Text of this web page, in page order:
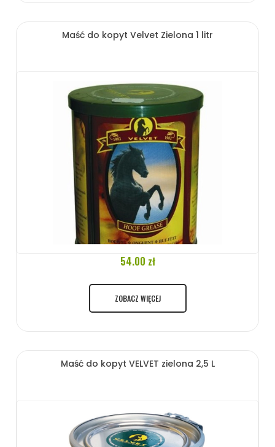
Maść do kopyt Velvet Zielona 1 litr
54.00 zł
ZOBACZ WIĘCEJ
Maść do kopyt VELVET zielona 2,5 L